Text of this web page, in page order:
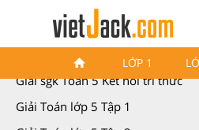
LỚP 1
Toán 5 Kết nối tri thức
Giải sgk Toán 5 Kết nối tri thức
Giải Toán lớp 5 Tập 1